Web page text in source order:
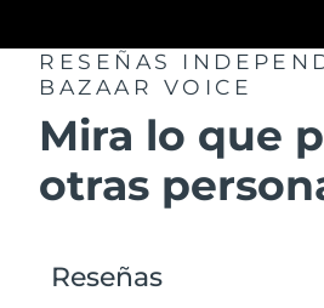
RESEÑAS
BAZAAR VOICE
Mira lo que
otras